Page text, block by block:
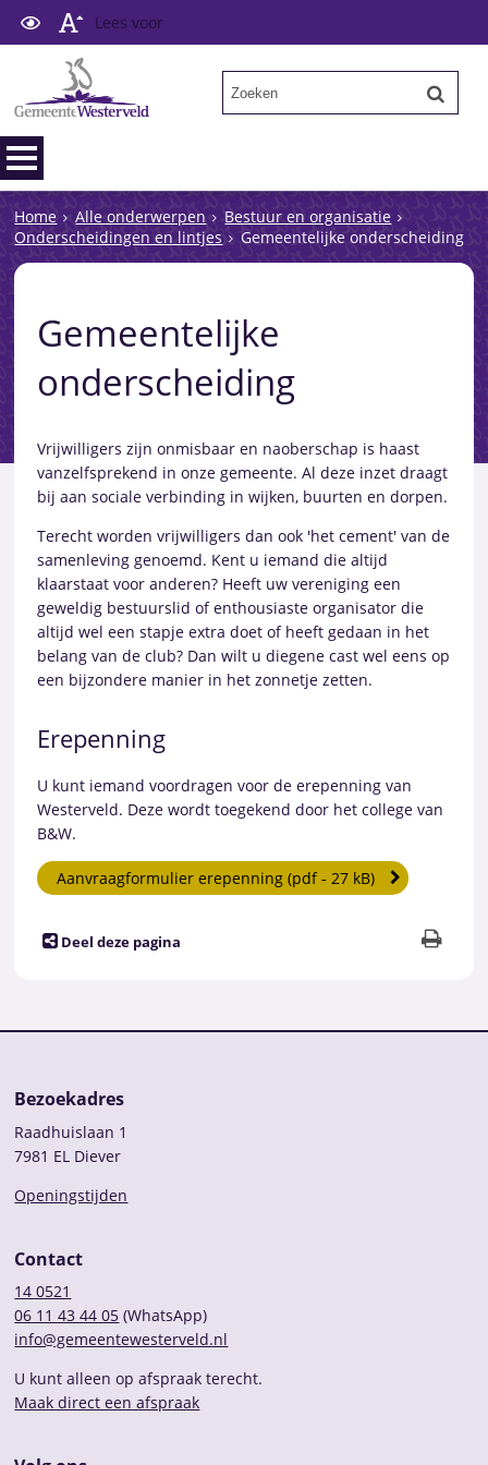
Lees voor
Home Alle onderwerpen
Bestuur en organisatie
Onderscheidingen en lintjes
Gemeentelijke onderscheiding
Gemeentelijke
onderscheiding
Vrijwilligers zijn onmisbaar en naoberschap is haast
vanzelfsprekend in onze gemeente. Al deze inzet draagt
bij aan sociale verbinding in wijken, buurten en dorpen.
Terecht worden vrijwilligers dan ook 'het cement' van de
samenleving genoemd. Kent u iemand die altijd
klaarstaat voor anderen? Heeft uw vereniging een
geweldig bestuurslid of enthousiaste organisator die
altijd wel een stapje extra doet of heeft gedaan in het
belang van de club? Dan wilt u diegene cast wel eens op
een bijzondere manier in het zonnetje zetten.
Erepenning
U kunt iemand voordragen voor de erepenning van
Westerveld. Deze wordt toegekend door het college van
B&W.
Aanvraagformulier erepenning (pdf - 27 kB)
Deel deze pagina
Bezoekadres
Raadhuislaan 1
7981 EL Diever
Openingstijden
Contact
14 0521
06 11 43 44 05 (WhatsApp)
info@gemeentewesterveld.nl
U kunt alleen op afspraak terecht.
Maak direct een afspraak